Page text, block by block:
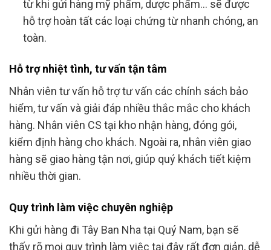
từ khi gửi hàng mỹ phẩm, dược phẩm… sẽ được
hỗ trợ hoàn tất các loại chứng từ nhanh chóng, an
toàn.
Hỗ trợ nhiệt tình, tư vấn tận tâm
Nhân viên tư vấn hỗ trợ tư vấn các chính sách bảo
hiểm, tư vấn và giải đáp nhiều thắc mắc cho khách
hàng. Nhân viên CS tại kho nhận hàng, đóng gói,
kiểm định hàng cho khách. Ngoài ra, nhân viên giao
hàng sẽ giao hàng tận nơi, giúp quý khách tiết kiệm
nhiều thời gian.
Quy trình làm việc chuyên nghiệp
Khi gửi hàng đi Tây Ban Nha tại Quý Nam, bạn sẽ
thấy rõ mọi quy trình làm việc tại đây rất đơn giản, dễ